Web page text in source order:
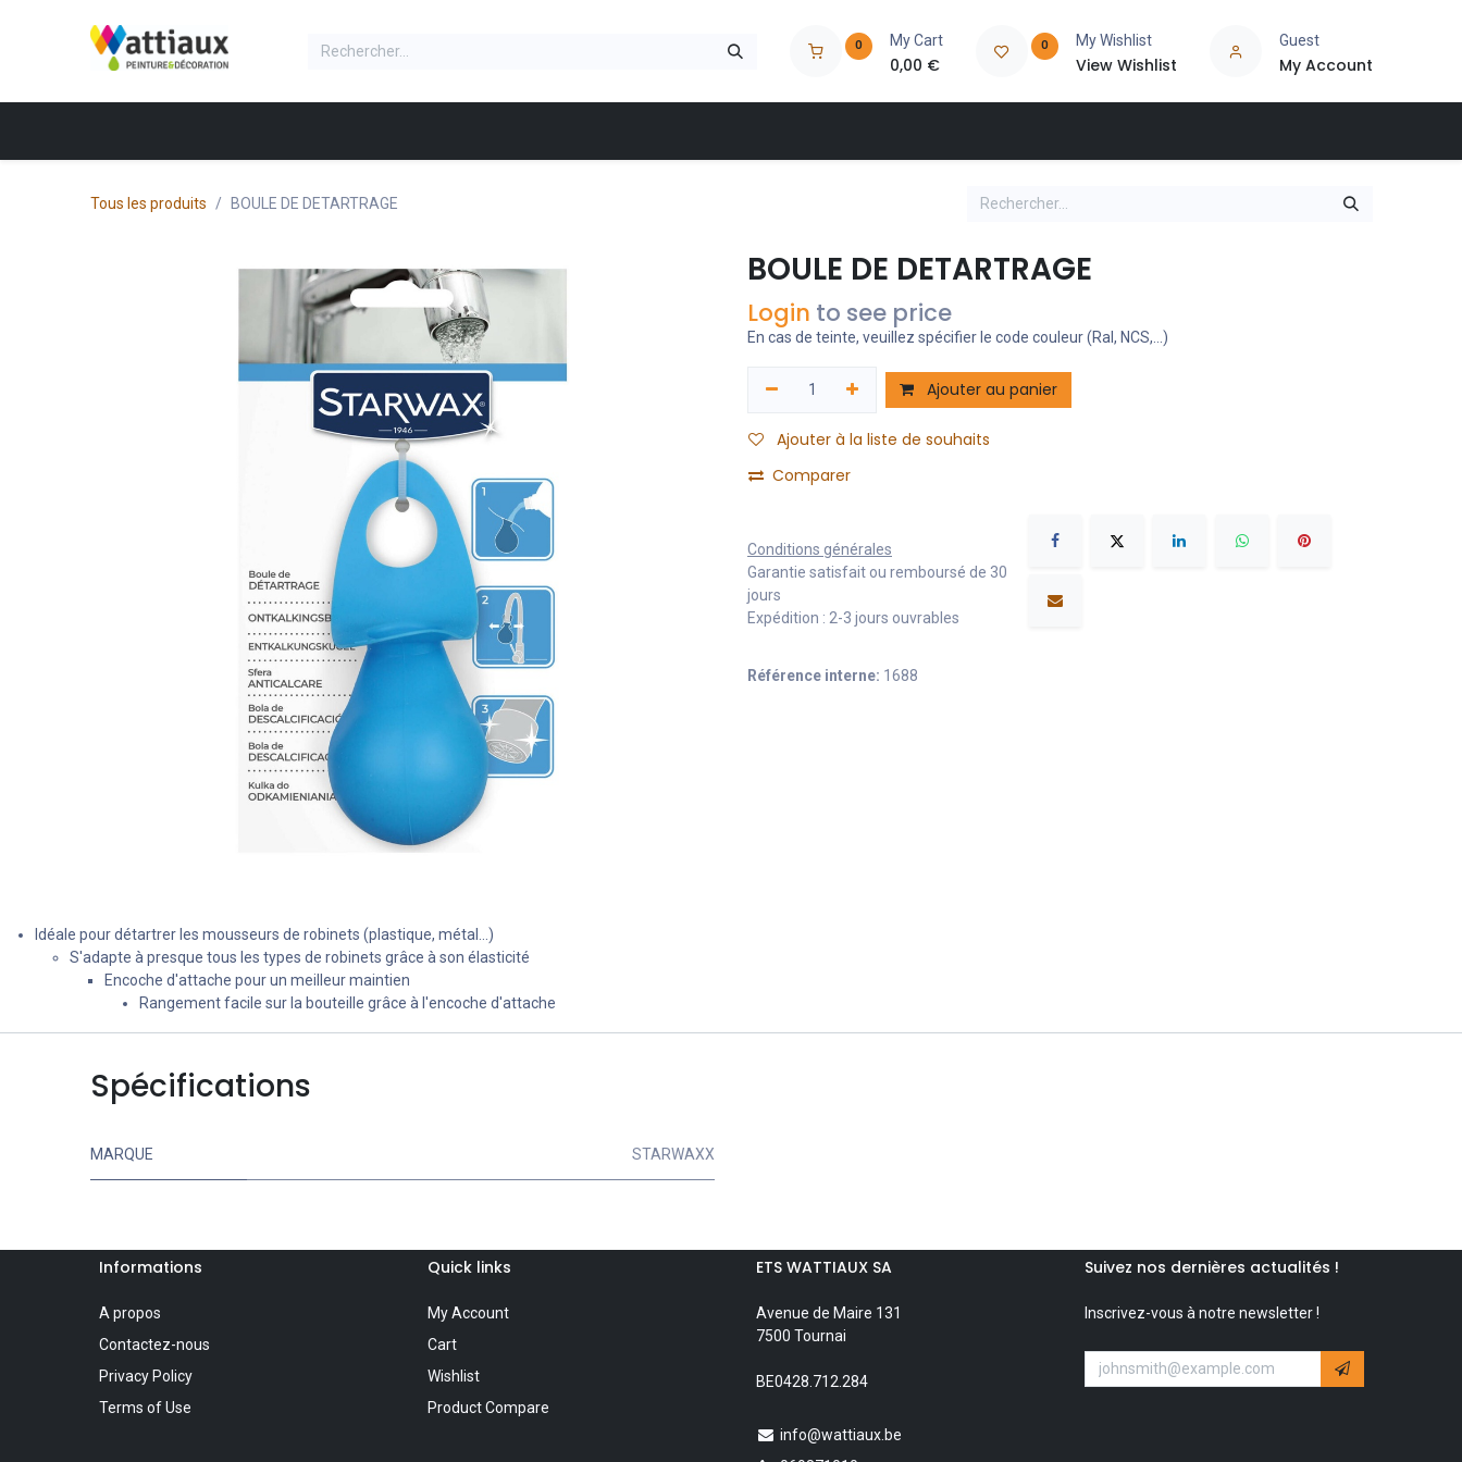
0 My Cart
0,00 €
0 My Wishlist
View Wishlist
Guest
My Account
Tous les produits BOULE DE DETARTRAGE
BOULE DE DETARTRAGE
Login to see price
En cas de teinte, veuillez spécifier le code couleur (Ral, NCS,...)
Ajouter au panier
Ajouter à la liste de souhaits
Comparer
Conditions générales
Garantie satisfait ou remboursé de 30
jours
Expédition : 2-3 jours ouvrables
Référence interne: 1688
Idéale pour détartrer les mousseurs de robinets (plastique, métal...)
S'adapte à presque tous les types de robinets grâce à son élasticité
Encoche d'attache pour un meilleur maintien
Rangement facile sur la bouteille grâce à l'encoche d'attache
Spécifications
MARQUE STARWAXX
Informations
A propos
Contactez-nous
Privacy Policy
Terms of Use
Quick links
My Account
Cart
Wishlist
Product Compare
ETS WATTIAUX SA
Avenue de Maire 131
7500 Tournai
BE0428.712.284
info@wattiaux.be
Suivez nos dernières actualités !
Inscrivez-vous à notre newsletter !